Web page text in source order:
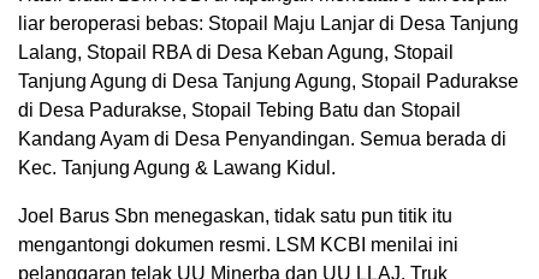
liar beroperasi bebas: Stopail Maju Lanjar di Desa Tanjung
Lalang, Stopail RBA di Desa Keban Agung, Stopail
Tanjung Agung di Desa Tanjung Agung, Stopail Padurakse
di Desa Padurakse, Stopail Tebing Batu dan Stopail
Kandang Ayam di Desa Penyandingan. Semua berada di
Kec. Tanjung Agung & Lawang Kidul.
Joel Barus Sbn menegaskan, tidak satu pun titik itu
mengantongi dokumen resmi. LSM KCBI menilai ini
pelanggaran telak UU Minerba dan UU LLAJ. Truk